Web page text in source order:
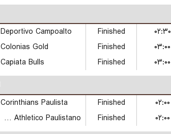
Deportivo Campoalto Finished
۰۲:۳۰
Colonias Gold Finished
۰۳:۰۰
Capiata Bulls Finished
۰۳:۰۰
Corinthians Paulista Finished
۰۲:۰۰
Club Athletico Paulistano Finished
۰۲:۰۰